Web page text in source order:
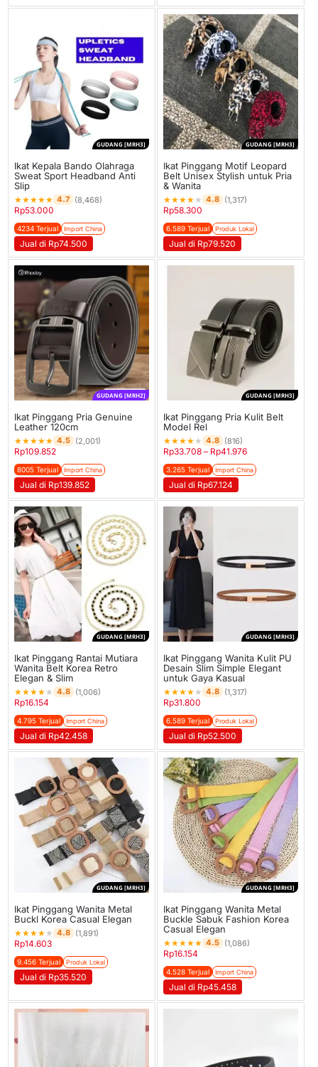
GUDANG [MRH3]
Ikat Kepala Bando Olahraga
Sweat Sport Headband Anti
Slip
★★★★★ 4.7 (8,468)
Rp53.000
4234 Terjual Import China
Jual di Rp74.500
GUDANG [MRH3]
Ikat Pinggang Motif Leopard
Belt Unisex Stylish untuk Pria
& Wanita
★★★★ ★ 4.8 (1,317)
Rp58.300
6.589 Terjual Produk Lokal
Jual di Rp79.520
GUDANG [MRH2]
Ikat Pinggang Pria Genuine
Leather 120cm
★★★★★ 4.5 (2,001)
Rp109.852
8005 Terjual Import China
Jual di Rp139.852
GUDANG [MRH3]
Ikat Pinggang Pria Kulit Belt
Model Rel
★★★★ ★ 4.8 (816)
Rp33.708 – Rp41.976
3.265 Terjual Import China
Jual di Rp67.124
GUDANG [MRH3]
Ikat Pinggang Rantai Mutiara
Wanita Belt Korea Retro
Elegan & Slim
★★★★ ★ 4.8 (1,006)
Rp16.154
4.795 Terjual Import China
Jual di Rp42.458
GUDANG [MRH3]
Ikat Pinggang Wanita Kulit PU
Desain Slim Simple Elegant
untuk Gaya Kasual
★★★★ ★ 4.8 (1,317)
Rp31.800
6.589 Terjual Produk Lokal
Jual di Rp52.500
GUDANG [MRH3]
Ikat Pinggang Wanita Metal
Buckl Korea Casual Elegan
★★★★ ★ 4.8 (1,891)
Rp14.603
9.456 Terjual Produk Lokal
Jual di Rp35.520
GUDANG [MRH3]
Ikat Pinggang Wanita Metal
Buckle Sabuk Fashion Korea
Casual Elegan
★★★★★ 4.5 (1,086)
Rp16.154
4.528 Terjual Import China
Jual di Rp45.458